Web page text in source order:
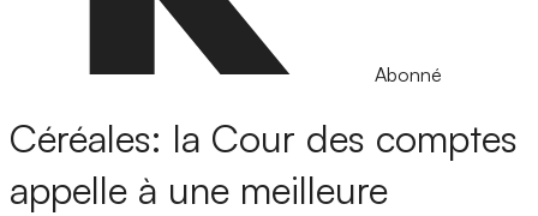
Abonné
Céréales: la Cour des comptes
appelle à une meilleure